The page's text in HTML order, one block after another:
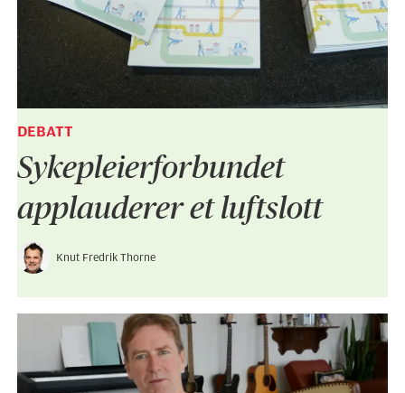
DEBATT
Sykepleier­forbundet
applauderer et luftslott
Knut Fredrik Thorne